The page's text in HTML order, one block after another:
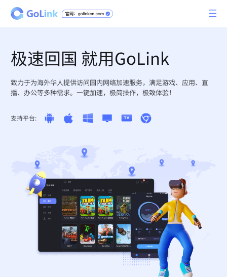
极速回国 就用GoLink
致力于为海外华人提供访问国内网络加速服务，满足游戏、应用、直
播、办公等多种需求。一键加速，极简操作，极致体验！
支持平台: